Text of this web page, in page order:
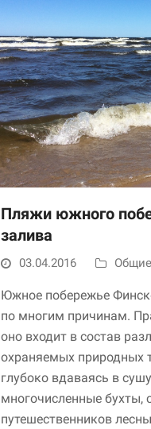
Пляжи южного
залива
03.04.2016
Южное побережье
по многим причинам.
оно входит в состав
охраняемых природных
глубоко вдаваясь в
многочисленные бухты,
путешественников